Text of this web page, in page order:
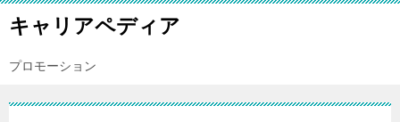
キャリアペディア
プロモーション